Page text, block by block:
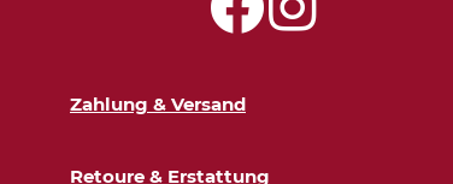
Zahlung & Versand
Retoure & Erstattung